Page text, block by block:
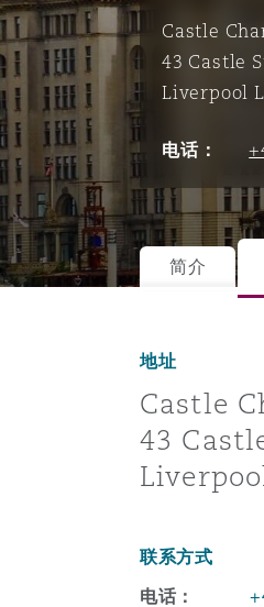
企
劳
知
技
争议解决
能源、海洋与贸易
保险和再保险
基
Clyde & Co Newton - 解锁智
争议融资
HR Eco Audit
达累斯萨拉姆
约翰内斯堡
内罗比 – 联营办公室
布里斯班
重庆
香港
新德里 – 联营办公室
里约热内卢
圣地亚哥 – 联营办公室
圣保罗
多哈
迪拜
吉达
卡尔加里
芝加哥
达拉斯
伯明翰
布里斯托尔
德里
格拉斯哥（G1大厦）
Castle
43 Castle
Liverpool
电话：
简介
地址
Castle
43
联系方式
电话：